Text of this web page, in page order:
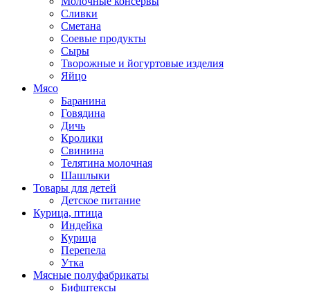
Сливки
Сметана
Соевые продукты
Сыры
Творожные и йогуртовые изделия
Яйцо
Мясо
Баранина
Говядина
Дичь
Кролики
Свинина
Телятина молочная
Шашлыки
Товары для детей
Детское питание
Курица, птица
Индейка
Курица
Перепела
Утка
Мясные полуфабрикаты
Бифштексы